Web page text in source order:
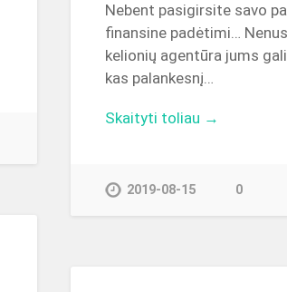
Nebent pasigirsite savo
finansine padėtimi…
kelionių agentūra jums
kas palankesnį…
Skaityti toliau →
2019-08-15 0